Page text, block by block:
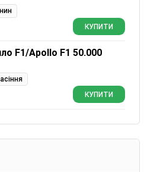
КУПИТИ
F1/Apollo F1 50.000
КУПИТИ